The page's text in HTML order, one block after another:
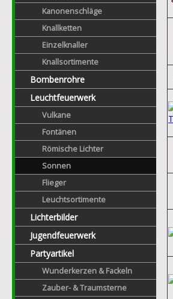
Kanonenschläge
Knallketten
Einzelknaller
Knallsortimente
Bombenrohre
Leuchtfeuerwerk
Vulkane
Fontänen
Römische Lichter
Sonnen
Flieger
Leuchtsortimente
Lichterbilder
Jugendfeuerwerk
Partyartikel
Wunderkerzen & Fackeln
Zauber- & Traumsterne